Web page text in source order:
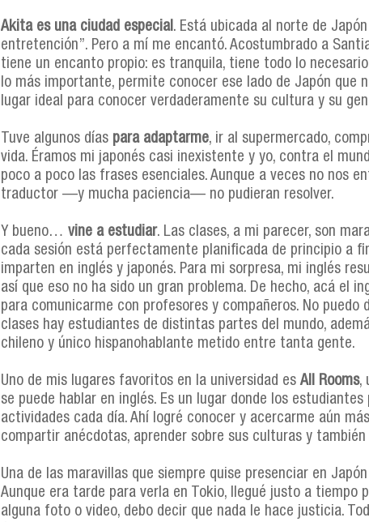
Akita es una ciudad especial. Está ubicada al norte de
entretención”. Pero a mí me encantó. Acostumbrado a
tiene un encanto propio: es tranquila, tiene todo lo
lo más importante, permite conocer ese lado de Japón que
lugar ideal para conocer verdaderamente su cultura y su
Tuve algunos días para adaptarme, ir al supermercado,
vida. Éramos mi japonés casi inexistente y yo, contra el
poco a poco las frases esenciales. Aunque a veces no nos
traductor —y mucha paciencia— no pudieran resolver.
Y bueno… vine a estudiar. Las clases, a mi parecer, son
cada sesión está perfectamente planificada de principio a
imparten en inglés y japonés. Para mi sorpresa, mi inglés
así que eso no ha sido un gran problema. De hecho, acá el
para comunicarme con profesores y compañeros. No
clases hay estudiantes de distintas partes del mundo,
chileno y único hispanohablante metido entre tanta gente.
Uno de mis lugares favoritos en la universidad es All Rooms,
se puede hablar en inglés. Es un lugar donde los
actividades cada día. Ahí logré conocer y acercarme aún
compartir anécdotas, aprender sobre sus culturas y
Una de las maravillas que siempre quise presenciar en
Aunque era tarde para verla en Tokio, llegué justo a tiempo
alguna foto o video, debo decir que nada le hace justicia.